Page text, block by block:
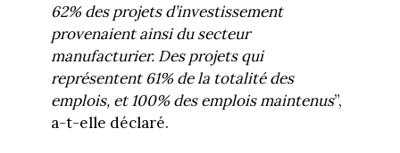
62% des projets d’investissement
provenaient ainsi du secteur
manufacturier. Des projets qui
représentent 61% de la totalité des
emplois, et 100% des emplois maintenus”,
a-t-elle déclaré.